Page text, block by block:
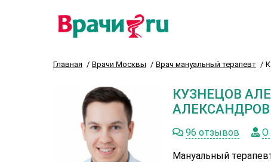
Главная Врачи Москвы Врач мануальный терапевт
КУЗНЕЦОВ
96 отзывов О
Мануальный